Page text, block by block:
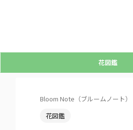
花図鑑
Bloom Note（ブルームノート）
花図鑑